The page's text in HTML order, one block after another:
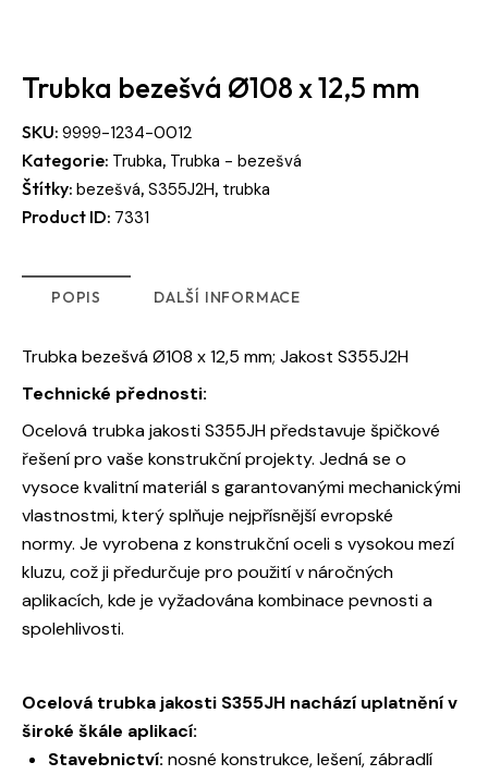
Trubka bezešvá Ø108 x 12,5 mm
SKU: 9999-1234-0012
Kategorie: Trubka, Trubka - bezešvá
Štítky: bezešvá, S355J2H, trubka
Product ID: 7331
POPIS DALŠÍ INFORMACE
Trubka bezešvá Ø108 x 12,5 mm; Jakost S355J2H
Technické přednosti:
Ocelová trubka jakosti S355JH představuje špičkové
řešení pro vaše konstrukční projekty. Jedná se o
vysoce kvalitní materiál s garantovanými mechanickými
vlastnostmi, který splňuje nejpřísnější evropské
normy. Je vyrobena z konstrukční oceli s vysokou mezí
kluzu, což ji předurčuje pro použití v náročných
aplikacích, kde je vyžadována kombinace pevnosti a
spolehlivosti.
Ocelová trubka jakosti S355JH nachází uplatnění v
široké škále aplikací:
Stavebnictví: nosné konstrukce, lešení, zábradlí